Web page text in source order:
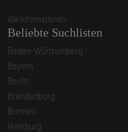
Alle Informationen
Beliebte Suchlisten
Baden-Württemberg
Bayern
Berlin
Brandenburg
Bremen
Hamburg